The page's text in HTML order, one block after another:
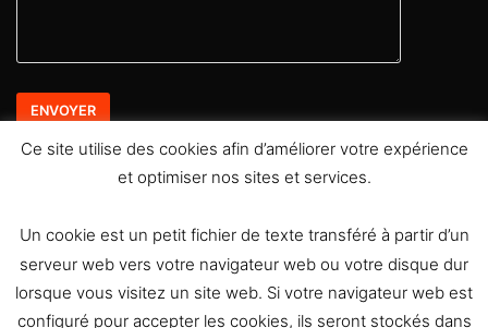
Ce site utilise des cookies afin d’améliorer votre expérience
et optimiser nos sites et services.
Un cookie est un petit fichier de texte transféré à partir d’un
serveur web vers votre navigateur web ou votre disque dur
lorsque vous visitez un site web. Si votre navigateur web est
configuré pour accepter les cookies, ils seront stockés dans